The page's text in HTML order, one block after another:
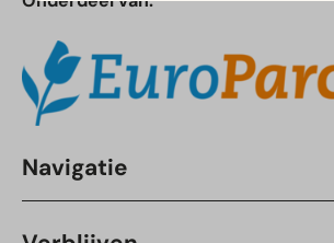
Navigatie